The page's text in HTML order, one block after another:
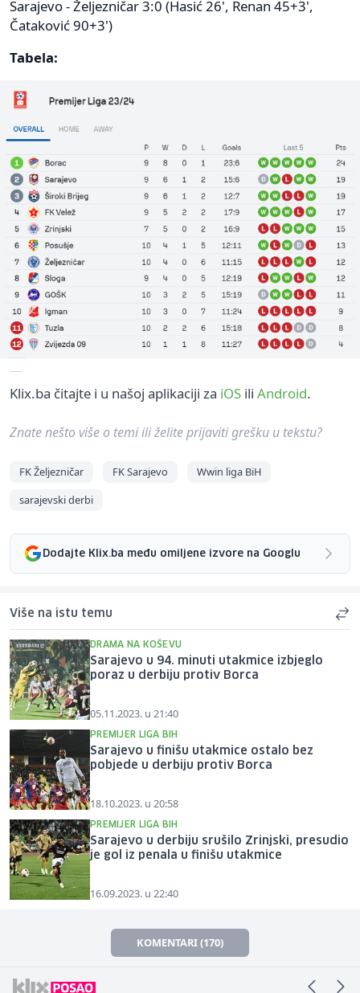
Sarajevo - Željezničar 3:0 (Hasić 26', Renan 45+3',
Čataković 90+3')
Tabela:
Klix.ba čitajte i u našoj aplikaciji za iOS ili Android.
Znate nešto više o temi ili želite prijaviti grešku u tekstu?
FK Željezničar FK Sarajevo
Wwin liga BiH
sarajevski derbi
Dodajte Klix.ba među omiljene izvore na Googlu
Više na istu temu
DRAMA NA KOŠEVU
Sarajevo u 94. minuti utakmice izbjeglo
poraz u derbiju protiv Borca
05.11.2023. u 21:40
PREMIJER LIGA BIH
Sarajevo u finišu utakmice ostalo bez
pobjede u derbiju protiv Borca
18.10.2023. u 20:58
PREMIJER LIGA BIH
Sarajevo u derbiju srušilo Zrinjski, presudio
je gol iz penala u finišu utakmice
16.09.2023. u 22:40
KOMENTARI (170)